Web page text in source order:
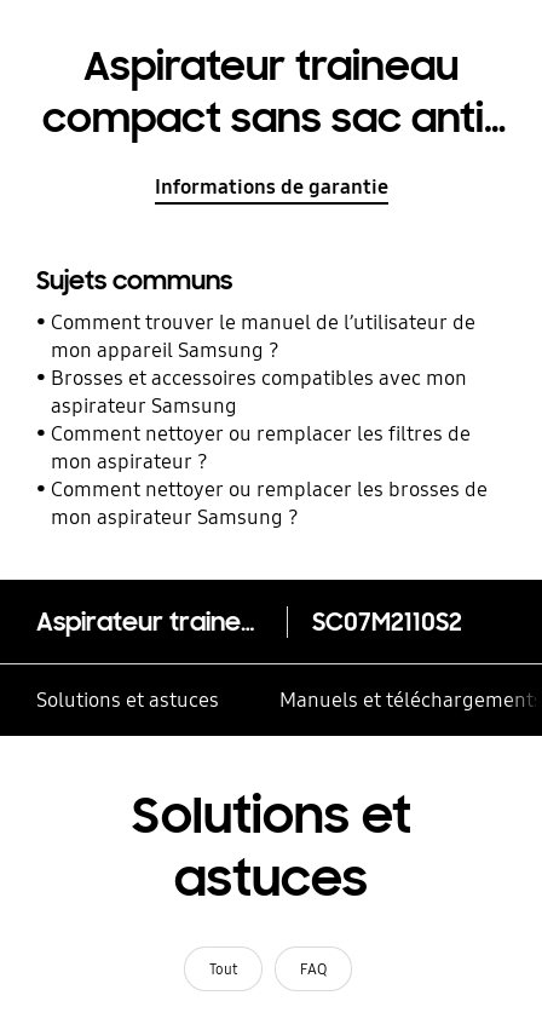
Aspirateur traineau
compact sans sac anti-
emmêlement -
Informations de garantie
Sujets communs
Comment trouver le manuel de l’utilisateur de
mon appareil Samsung ?
Brosses et accessoires compatibles avec mon
aspirateur Samsung
Comment nettoyer ou remplacer les filtres de
mon aspirateur ?
Comment nettoyer ou remplacer les brosses de
mon aspirateur Samsung ?
Aspirateur traineau compact sans sac anti-emmêlement - SC07M2110S2 SC07M2110S2
Solutions et astuces Manuels et téléchargements
Solutions et
astuces
Tout FAQ